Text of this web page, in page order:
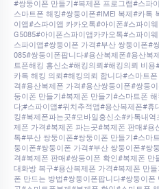
#쌍둥이폰 만들기#복제폰 프로그램#스파
스마트폰 해킹#쌍둥이폰#IMEI 복제#카톡
이앱#스파이앱 카카오톡#아이폰#스파이
G5085#아이폰스파이앱카카오톡#스파이
스파이앱#쌍둥이폰 가격#부산 쌍둥이폰#
085#쌍둥이폰팝니다#용산복제폰#용산복
트폰해킹 흥신소#해킹의뢰#해킹의뢰 비
카톡 해킹 의뢰#해킹의뢰 합니다#스마트
격#용산복제폰 가격#용산쌍둥이폰#쌍둥
둥이폰 만들기#복제폰 만들기#스마트폰
다;#스파이앱#위치추적앱#용산복제폰#
킹#복제폰파는곳#모바일흥신소#카톡내
제폰 가격#복제폰 파는곳#복제폰 판매#
톡#부산 쌍둥이폰#쌍둥이폰 만들기#스마
둥이폰#쌍둥이폰 가격#부산 쌍둥이폰#쌍
격#복제폰 판매#쌍둥이폰 확인#복제폰
대화방 복구#용산복제폰 가격#복제폰 만
폰 만드는 방법#쌍둥이폰팝니다#쌍둥이